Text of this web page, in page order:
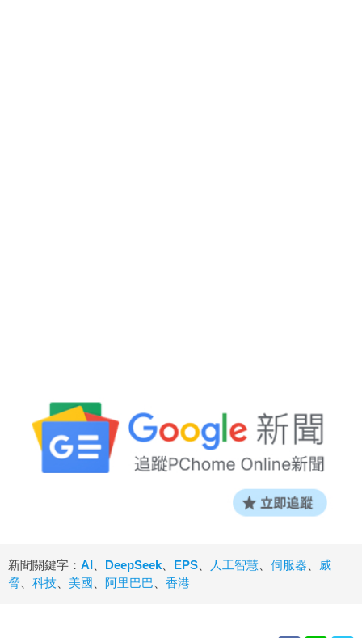
新聞關鍵字： AI DeepSeek EPS 人工智慧 伺服器
威
脅
科技 美國 阿里巴巴 香港